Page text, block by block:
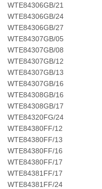
WTE84306GB/21
WTE84306GB/24
WTE84306GB/27
WTE84307GB/05
WTE84307GB/08
WTE84307GB/12
WTE84307GB/13
WTE84307GB/16
WTE84308GB/16
WTE84308GB/17
WTE84320FG/24
WTE84380FF/12
WTE84380FF/13
WTE84380FF/16
WTE84380FF/17
WTE84381FF/17
WTE84381FF/24